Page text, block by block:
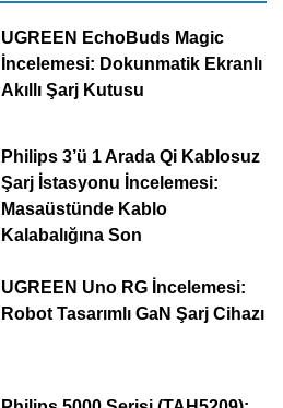
UGREEN EchoBuds Magic
İncelemesi: Dokunmatik Ekranlı
Akıllı Şarj Kutusu
Philips 3’ü 1 Arada Qi Kablosuz
Şarj İstasyonu İncelemesi:
Masaüstünde Kablo
Kalabalığına Son
UGREEN Uno RG İncelemesi:
Robot Tasarımlı GaN Şarj Cihazı